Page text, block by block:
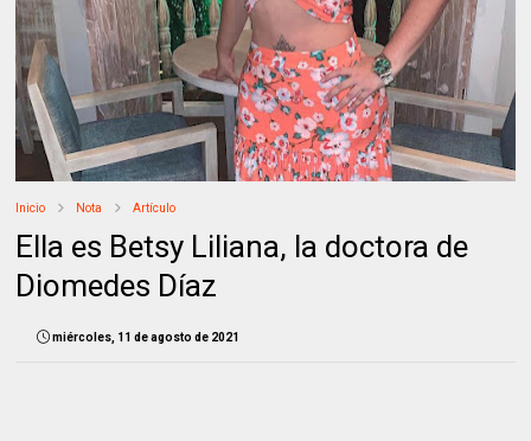
Inicio Nota Artículo
Ella es Betsy Liliana, la doctora de
Diomedes Díaz
miércoles, 11 de agosto de 2021